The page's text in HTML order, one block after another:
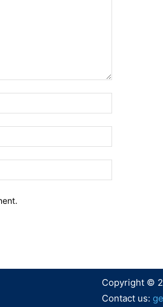
Copyright ©
Contact us: